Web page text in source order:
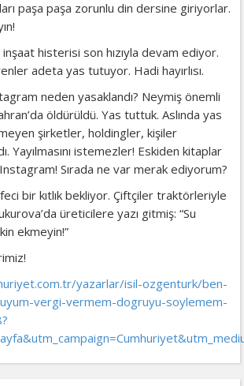
paşa paşa zorunlu din dersine giriyorlar.
histerisi son hızıyla devam ediyor.
adeta yas tutuyor. Hadi hayırlısı.
neden yasaklandı? Neymiş önemli
öldürüldü. Yas tuttuk. Aslında yas
şirketler, holdingler, kişiler
Yayılmasını istemezler! Eskiden kitaplar
Sırada ne var merak ediyorum?
bir kıtlık bekliyor. Çiftçiler traktörleriyle
üreticilere yazı gitmiş: “Su
ekmeyin!”
yazarlar/isil-ozgenturk/ben-
vergi-vermem-dogruyu-soylemem-